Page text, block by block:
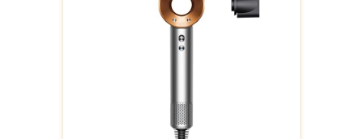
暮らしが快適になる「高機能家電・
5万円の予算では、自分ではなかなか買い替えない家電や
毎日の暮らしが快適になる実用